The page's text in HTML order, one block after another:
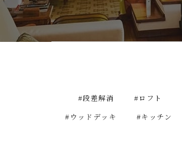
#段差解消 #ロフト
#ウッドデッキ
#キッチン